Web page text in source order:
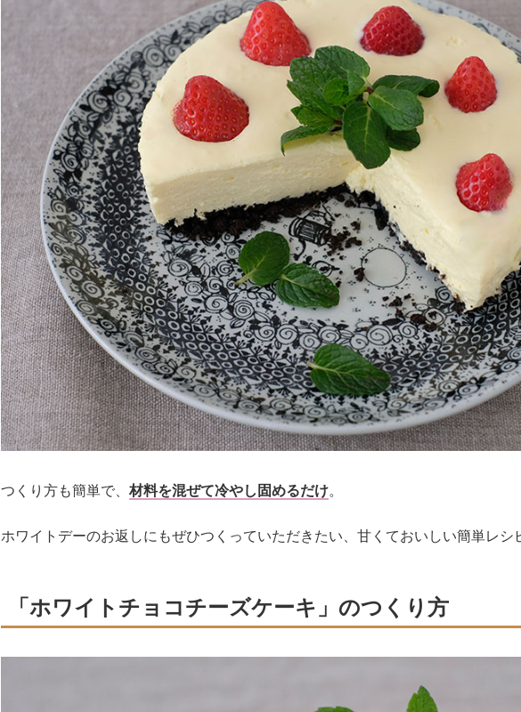
つくり方も簡単で、 材料を混ぜて冷やし固めるだけ。
ホワイトデーのお返しにもぜひつくっていただきたい、甘くておいしい簡単レシ
「ホワイトチョコチーズケーキ」のつくり方